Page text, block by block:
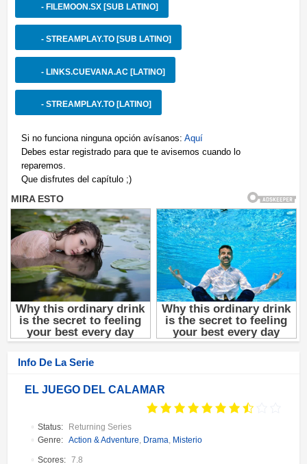
- FILEMOON.SX [SUB LATINO]
- STREAMPLAY.TO [SUB LATINO]
- LINKS.CUEVANA.AC [LATINO]
- STREAMPLAY.TO [LATINO]
Si no funciona ninguna opción avísanos: Aquí
Debes estar registrado para que te avisemos cuando lo
reparemos.
Que disfrutes del capítulo ;)
Info De La Serie
EL JUEGO DEL CALAMAR
Status:
Returning Series
Genre: Action & Adventure, Drama, Misterio
Scores: 7.8